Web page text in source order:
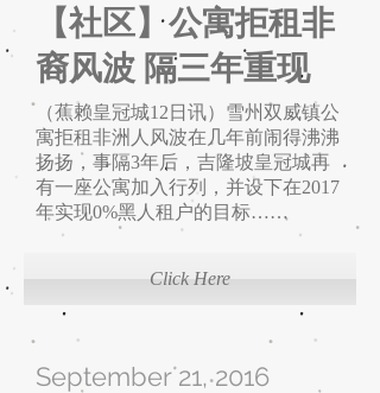
【社区】公寓拒租非
裔风波 隔三年重现
（蕉赖皇冠城12日讯）雪州双威镇公
寓拒租非洲人风波在几年前闹得沸沸
扬扬，事隔3年后，吉隆坡皇冠城再
有一座公寓加入行列，并设下在2017
年实现0%黑人租户的目标……
Click Here
September 21, 2016